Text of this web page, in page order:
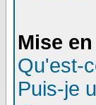
Mise
Qu'est-
Puis-je